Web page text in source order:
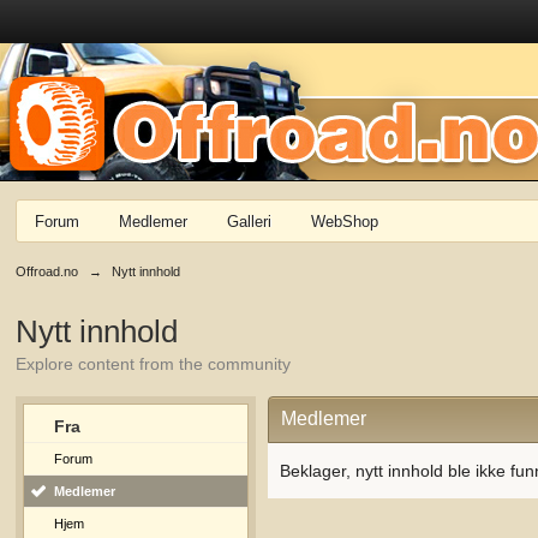
Forum Medlemer Galleri WebShop
Offroad.no → Nytt innhold
Nytt innhold
Explore content from the community
Fra
Forum
Medlemer
Hjem
Medlemer
Beklager, nytt innhold ble ikke